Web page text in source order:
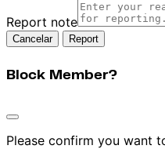
Report note
Report
Block Member?
Please confirm you want